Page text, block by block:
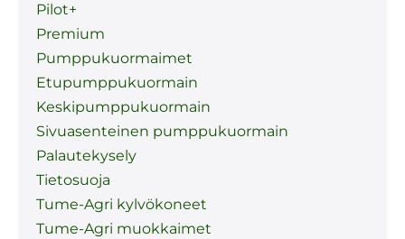
Pilot+
Premium
Pumppukuormaimet
Etupumppukuormain
Keskipumppukuormain
Sivuasenteinen pumppukuormain
Palautekysely
Tietosuoja
Tume-Agri kylvökoneet
Tume-Agri muokkaimet